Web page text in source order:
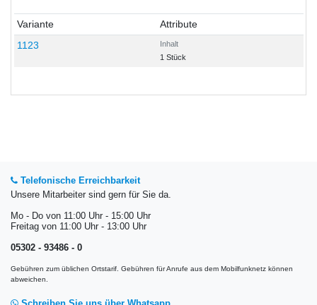
Variante
Attribute
1123
Inhalt
1 Stück
Telefonische Erreichbarkeit
Unsere Mitarbeiter sind gern für Sie da.
Mo - Do von 11:00 Uhr - 15:00 Uhr
Freitag von 11:00 Uhr - 13:00 Uhr
05302 - 93486 - 0
Gebühren zum üblichen Ortstarif. Gebühren für Anrufe aus dem Mobilfunknetz können
abweichen.